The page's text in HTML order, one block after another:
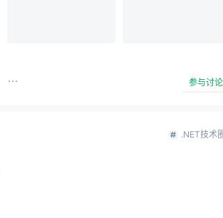
参与讨论
.NET技术